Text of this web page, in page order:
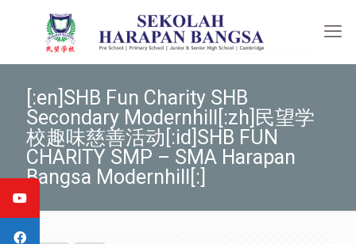
[:en]SHB Fun Charity SHB
Secondary Modernhill[:zh]民望学
校趣味慈善活动[:id]SHB FUN
CHARITY SMP – SMA Harapan
Bangsa Modernhill[:]